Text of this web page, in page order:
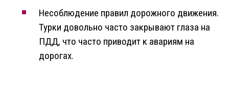
Несоблюдение правил дорожного движения.
Турки довольно часто закрывают глаза на
ПДД, что часто приводит к авариям на
дорогах.